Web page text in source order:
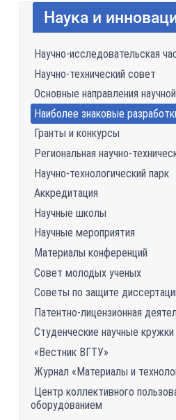
Наука и
Научно-исследовательская
Научно-технический совет
Основные направления
Наиболее знаковые
Гранты и конкурсы
Региональная научно-
Научно-технологический парк
Аккредитация
Научные школы
Научные мероприятия
Материалы конференций
Совет молодых ученых
Советы по защите
Патентно-лицензионная
Студенческие научные кружки
«Вестник ВГТУ»
Журнал «Материалы и
Центр коллективного
оборудованием